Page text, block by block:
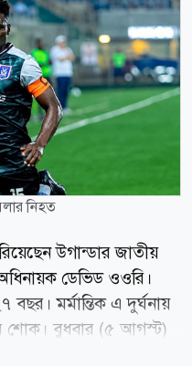
নিহত
উগান্ডার জাতীয়
ডেভিড ওওরি।
মর্মান্তিক এ দুর্ঘনায়
শোক। বুধবার (৫ আগস্ট)